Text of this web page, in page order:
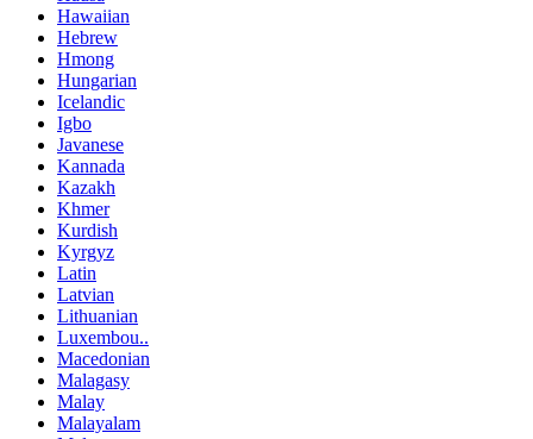
Hawaiian
Hebrew
Hmong
Hungarian
Icelandic
Igbo
Javanese
Kannada
Kazakh
Khmer
Kurdish
Kyrgyz
Latin
Latvian
Lithuanian
Luxembou..
Macedonian
Malagasy
Malay
Malayalam